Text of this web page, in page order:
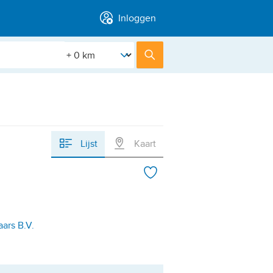
Inloggen
[Straal]
Lijst Kaart
B.V.